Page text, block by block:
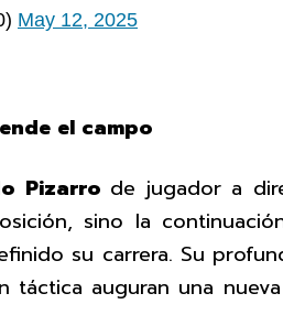
May 12, 2025
el campo
Pizarro de jugador a
sino la
su carrera. Su
táctica auguran una